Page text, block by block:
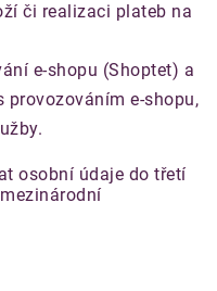
či realizaci plateb na
e-shopu (Shoptet) a
e-shopu,
osobní údaje do třetí